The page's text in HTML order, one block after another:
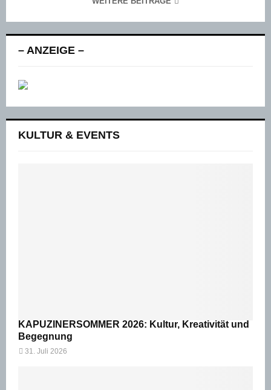
– ANZEIGE –
KULTUR & EVENTS
KAPUZINERSOMMER 2026: Kultur, Kreativität und
Begegnung
31. Juli 2026